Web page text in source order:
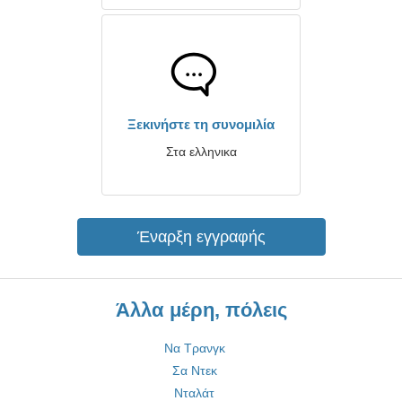
Ξεκινήστε τη συνομιλία
Στα ελληνικα
Έναρξη εγγραφής
Άλλα μέρη, πόλεις
Να Τρανγκ
Σα Ντεκ
Νταλάτ